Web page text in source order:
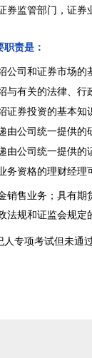
券监管部门，证券
责是：
公司和证券市场的
与有关的法律、
证券投资的基本知
由公司统一提供的
由公司统一提供
务资格的理财经理
销售业务；具有期
法规和证监会规定
人专项考试但未通